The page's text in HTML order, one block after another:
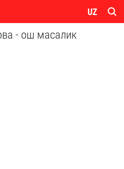
UZ
- ош масалик